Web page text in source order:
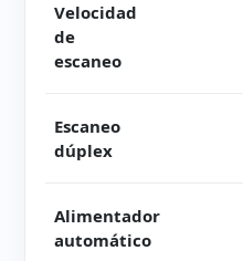
Velocidad
de
escaneo
Escaneo
dúplex
Alimentador
automático